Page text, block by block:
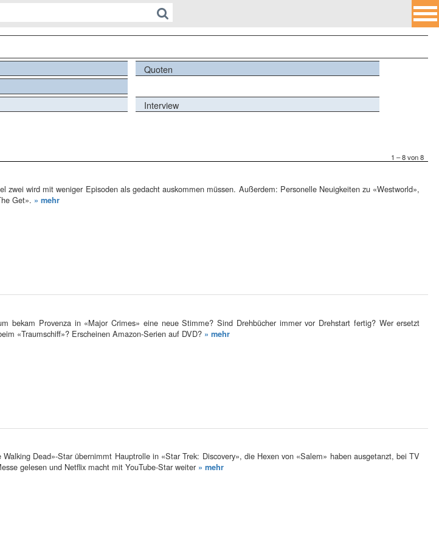
Quoten
Interview
1 – 8 von 8
zwei wird mit weniger Episoden als gedacht auskommen müssen. Außerdem: Personelle Neuigkeiten zu «Westworld»,
Get». » mehr
bekam Provenza in «Major Crimes» eine neue Stimme? Sind Drehbücher immer vor Drehstart fertig? Wer ersetzt
«Traumschiff»? Erscheinen Amazon-Serien auf DVD? » mehr
Walking Dead»-Star übernimmt Hauptrolle in «Star Trek: Discovery», die Hexen von «Salem» haben ausgetanzt, bei TV
gelesen und Netflix macht mit YouTube-Star weiter » mehr